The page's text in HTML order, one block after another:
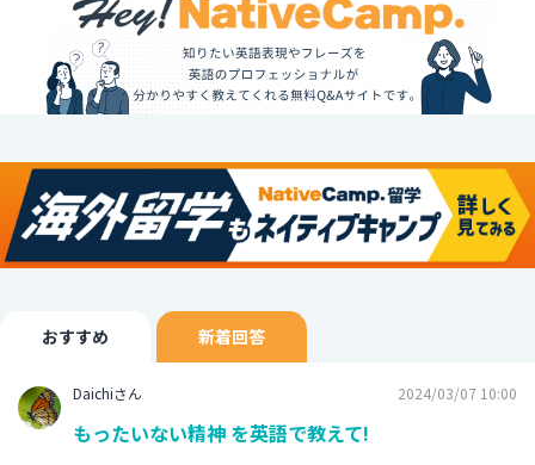
おすすめ 新着回答
Daichiさん 2024/03/07 10:00
もったいない精神 を英語で教えて!